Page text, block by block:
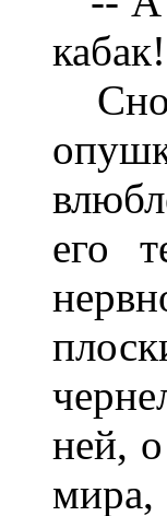
кабак!
его
ней,
мира,